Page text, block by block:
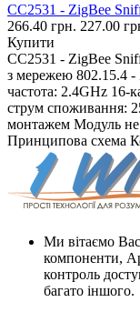
CC2531 - ZigBee
266.40 грн. 227.00
Купити
CC2531 - ZigBee
з мережею 802.15.4 -
частота: 2.4GHz 16-
струм споживання:
монтажем Модуль
Принципова схема
Ми вітаємо
компоненти,
контроль
багато іншого.